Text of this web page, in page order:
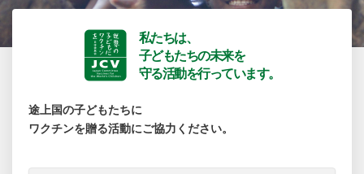
私たちは、
子どもたちの未来を
守る活動を行っています。
途上国の子どもたちに
ワクチンを贈る活動にご協力ください。